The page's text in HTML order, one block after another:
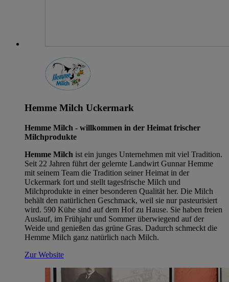
Hemme Milch Uckermark
Hemme Milch - willkommen in der Heimat frischer
Milchprodukte
Hemme Milch ist ein junges Unternehmen mit viel Tradition.
Seit 22 Jahren führt der gelernte Landwirt Gunnar Hemme
mit seinem Team die Tradition seiner Heimat in der
Uckermark fort und stellt tagesfrische Milch und
Milchprodukte in einer besonderen Qualität her. Die Milch
behält den natürlichen Geschmack, weil sie nur pasteurisiert
wird. 590 Kühe sind auf dem Hof zu Hause. Sie haben freien
Auslauf, im Frühjahr und Sommer überwiegend auf der
Weide und genießen das grüne Gras. Dadurch schmeckt die
Hemme Milch ganz natürlich nach Milch.
Zur Website